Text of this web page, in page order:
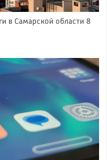
в Самарской области 8